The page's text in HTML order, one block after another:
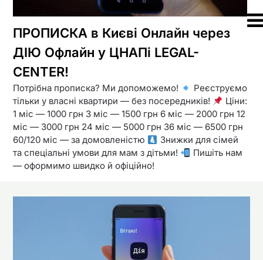
ПРОПИСКА в Києві Онлайн через
ДІЮ Офлайн у ЦНАПі LEGAL-
CENTER!
Потрібна прописка? Ми допоможемо!
Реєструємо
тільки у власні квартири — без посередників!
Ціни:
1 міс — 1000 грн 3 міс — 1500 грн 6 міс — 2000 грн 12
міс — 3000 грн 24 міс — 5000 грн 36 міс — 6500 грн
60/120 міс — за домовленістю
Знижки для сімей
та спеціальні умови для мам з дітьми!
Пишіть нам
— оформимо швидко й офіційно!